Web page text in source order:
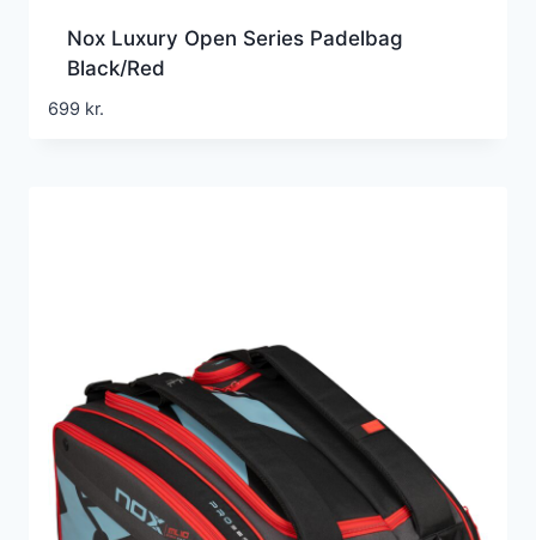
Nox Luxury Open Series Padelbag
Black/Red
699 kr.